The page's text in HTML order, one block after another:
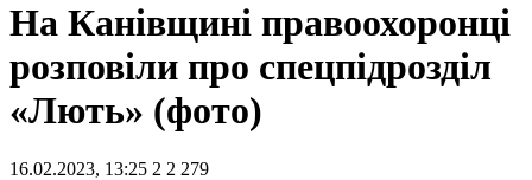
На Канівщині правоохоронці
розповіли про спецпідрозділ
«Лють» (фото)
16.02.2023, 13:25 2 2 279